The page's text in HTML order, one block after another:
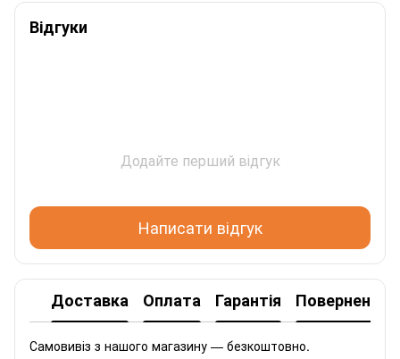
Відгуки
Додайте перший відгук
Написати відгук
Доставка Оплата Гарантія Повернення
Самовивіз з нашого магазину — безкоштовно.